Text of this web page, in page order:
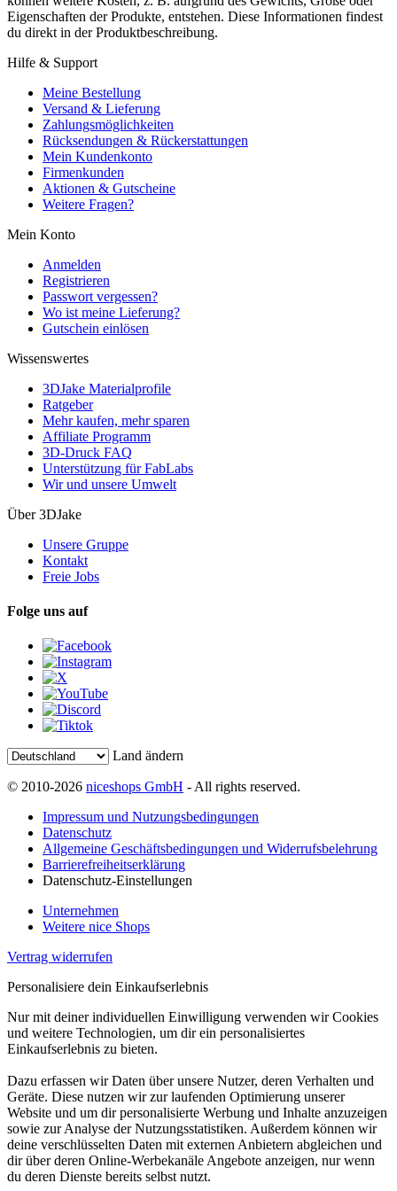
Eigenschaften der Produkte, entstehen. Diese Informationen findest
du direkt in der Produktbeschreibung.
Hilfe & Support
Meine Bestellung
Versand & Lieferung
Zahlungsmöglichkeiten
Rücksendungen & Rückerstattungen
Mein Kundenkonto
Firmenkunden
Aktionen & Gutscheine
Weitere Fragen?
Mein Konto
Anmelden
Registrieren
Passwort vergessen?
Wo ist meine Lieferung?
Gutschein einlösen
Wissenswertes
3DJake Materialprofile
Ratgeber
Mehr kaufen, mehr sparen
Affiliate Programm
3D-Druck FAQ
Unterstützung für FabLabs
Wir und unsere Umwelt
Über 3DJake
Unsere Gruppe
Kontakt
Freie Jobs
Folge uns auf
Land ändern
© 2010-2026 niceshops GmbH - All rights reserved.
Impressum und Nutzungsbedingungen
Datenschutz
Allgemeine Geschäftsbedingungen und Widerrufsbelehrung
Barrierefreiheitserklärung
Datenschutz-Einstellungen
Unternehmen
Weitere nice Shops
Vertrag widerrufen
Personalisiere dein Einkaufserlebnis
Nur mit deiner individuellen Einwilligung verwenden wir Cookies
und weitere Technologien, um dir ein personalisiertes
Einkaufserlebnis zu bieten.
Dazu erfassen wir Daten über unsere Nutzer, deren Verhalten und
Geräte. Diese nutzen wir zur laufenden Optimierung unserer
Website und um dir personalisierte Werbung und Inhalte anzuzeigen
sowie zur Analyse der Nutzungsstatistiken. Außerdem können wir
deine verschlüsselten Daten mit externen Anbietern abgleichen und
dir über deren Online-Werbekanäle Angebote anzeigen, nur wenn
du deren Dienste bereits selbst nutzt.